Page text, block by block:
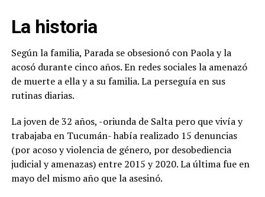
La historia
Según la familia, Parada se obsesionó con Paola y la
acosó durante cinco años. En redes sociales la amenazó
de muerte a ella y a su familia. La perseguía en sus
rutinas diarias.
La joven de 32 años, -oriunda de Salta pero que vivía y
trabajaba en Tucumán- había realizado 15 denuncias
(por acoso y violencia de género, por desobediencia
judicial y amenazas) entre 2015 y 2020. La última fue en
mayo del mismo año que la asesinó.